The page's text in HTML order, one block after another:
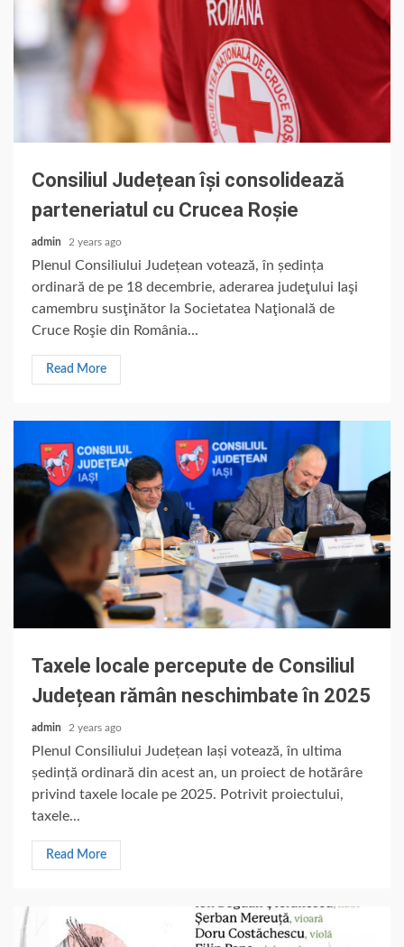
Consiliul Județean își consolidează
parteneriatul cu Crucea Roșie
admin 2 years ago
Plenul Consiliului Județean votează, în ședința
ordinară de pe 18 decembrie, aderarea judeţului Iaşi
camembru susţinător la Societatea Naţională de
Cruce Roşie din România...
Read More
Taxele locale percepute de Consiliul
Județean rămân neschimbate în 2025
admin 2 years ago
Plenul Consiliului Județean Iași votează, în ultima
ședință ordinară din acest an, un proiect de hotărâre
privind taxele locale pe 2025. Potrivit proiectului,
taxele...
Read More